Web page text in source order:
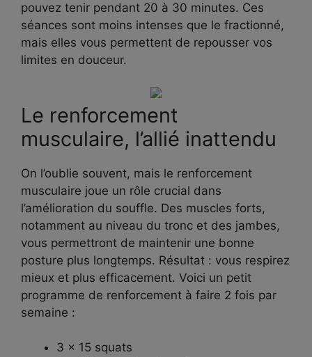
pouvez tenir pendant 20 à 30 minutes. Ces
séances sont moins intenses que le fractionné,
mais elles vous permettent de repousser vos
limites en douceur.
Le renforcement
musculaire, l’allié inattendu
On l’oublie souvent, mais le renforcement
musculaire joue un rôle crucial dans
l’amélioration du souffle. Des muscles forts,
notamment au niveau du tronc et des jambes,
vous permettront de maintenir une bonne
posture plus longtemps. Résultat : vous respirez
mieux et plus efficacement. Voici un petit
programme de renforcement à faire 2 fois par
semaine :
3 x 15 squats